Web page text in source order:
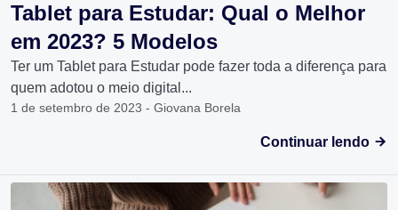
Tablet para Estudar: Qual o Melhor
em 2023? 5 Modelos
Ter um Tablet para Estudar pode fazer toda a diferença para
quem adotou o meio digital...
1 de setembro de 2023 - Giovana Borela
Continuar lendo